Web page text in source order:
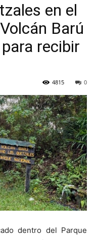
en el
Barú
recibir
0
4815
dentro del Parque